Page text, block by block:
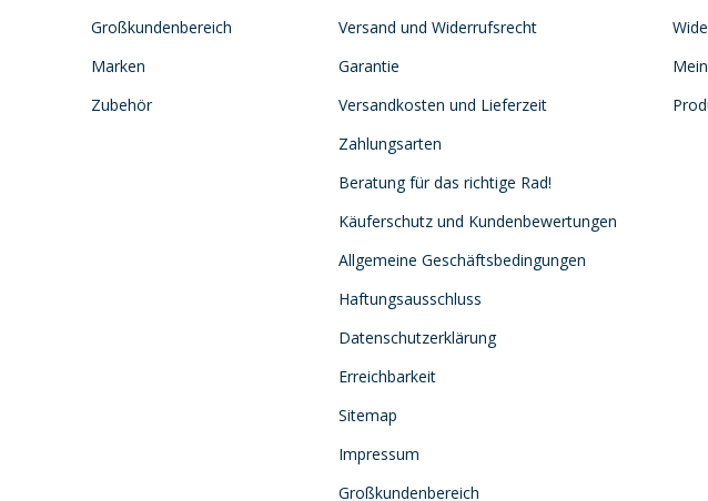
Großkundenbereich
Marken
Zubehör
Versand und Widerrufsrecht
Garantie
Versandkosten und Lieferzeit
Zahlungsarten
Beratung für das richtige Rad!
Käuferschutz und Kundenbewertungen
Allgemeine Geschäftsbedingungen
Haftungsausschluss
Datenschutzerklärung
Erreichbarkeit
Sitemap
Impressum
Großkundenbereich